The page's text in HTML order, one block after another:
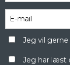
Jeg vil
Jeg har læst